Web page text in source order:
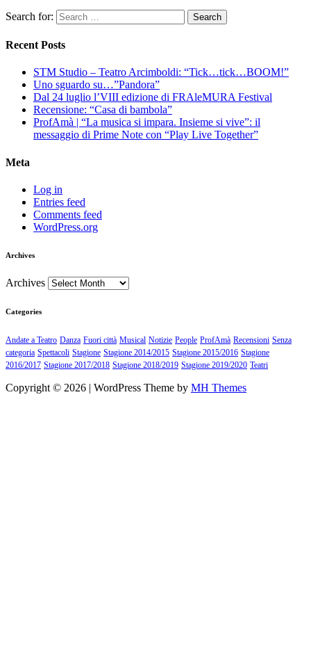
Search for:
Recent Posts
STM Studio – Teatro Arcimboldi: “Tick…tick…BOOM!”
Uno sguardo su…”Pandora”
Dal 24 luglio l’VIII edizione di FRAleMURA Festival
Recensione: “Casa di bambola”
ProfAmà | “La musica si impara. Insieme si vive”: il
messaggio di Prime Note con “Play Live Together”
Meta
Log in
Entries feed
Comments feed
WordPress.org
Archives
Archives
Categories
Andate a Teatro Danza Fuori città Musical Notizie People ProfAmà Recensioni Senza
categoria Spettacoli Stagione Stagione 2014/2015 Stagione 2015/2016 Stagione
2016/2017 Stagione 2017/2018 Stagione 2018/2019 Stagione 2019/2020 Teatri
Copyright © 2026 | WordPress Theme by MH Themes